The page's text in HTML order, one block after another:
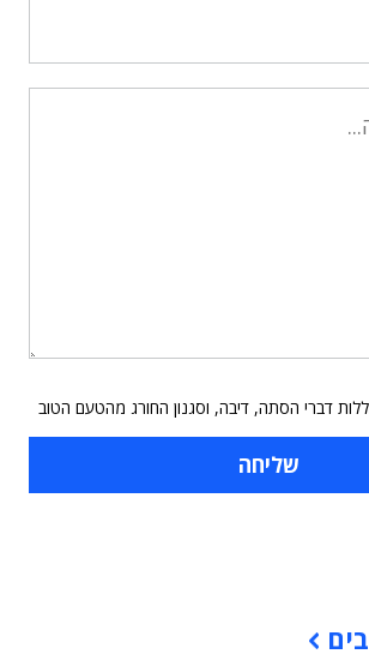
דברי הסתה, דיבה, וסגנון החורג מהטעם הטוב